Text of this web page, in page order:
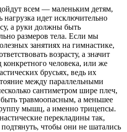
всем — маленьким детям,
нагрузка идет исключительно
а руки должны быть
размеров тела. Если мы
занятиях на гимнастике,
возрасту, а значит
конкретного человека, или же
брусьях, ведь их
между параллельными
сантиметром шире плеч,
травмоопасным, а меньшее
мышц, а именно трицепсы.
перекладины так,
чтобы они не шатались